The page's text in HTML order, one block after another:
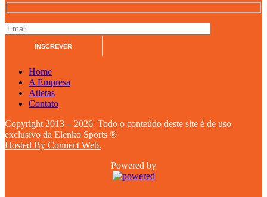
Home
A Empresa
Atletas
Contato
Copyright 2013 – 2026 Todo o conteúdo deste site é de uso
exclusivo da Elenko Sports ®
Hosted By Connect Web.
Powered by